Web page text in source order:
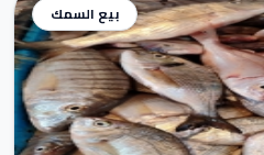
بيع السمك